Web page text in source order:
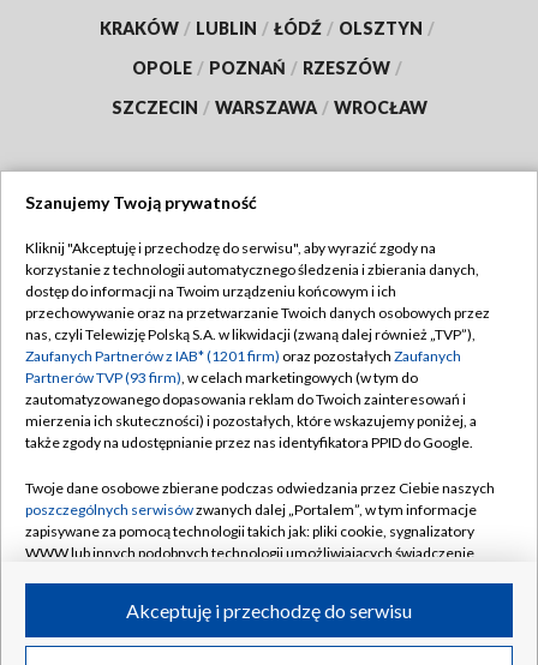
KRAKÓW / LUBLIN / ŁÓDŹ / OLSZTYN /
OPOLE / POZNAŃ / RZESZÓW /
SZCZECIN / WARSZAWA / WROCŁAW
TVP
Abonament TVP
Emisja w TVP
Centrum informacji TVP
Naziemna Telewizja Cyfrowa
Rada Programowa
System NOS
Informacje o nadawcy
Program dla prasy
Regulamin TVP
Polityka prywatności
Moje zgody
Pomoc
Kontakt
Kanały
©2026 Telewizja Polska S.A. w likwidacji
Szanujemy Twoją prywatność
Kliknij "Akceptuję i przechodzę do serwisu", aby wyrazić zgody na
korzystanie z technologii automatycznego śledzenia i zbierania danych,
dostęp do informacji na Twoim urządzeniu końcowym i ich
przechowywanie oraz na przetwarzanie Twoich danych osobowych przez
nas, czyli Telewizję Polską S.A. w likwidacji (zwaną dalej również „TVP”),
Zaufanych Partnerów z IAB* (1201 firm) oraz pozostałych Zaufanych
Partnerów TVP (93 firm), w celach marketingowych (w tym do
zautomatyzowanego dopasowania reklam do Twoich zainteresowań i
mierzenia ich skuteczności) i pozostałych, które wskazujemy poniżej, a
także zgody na udostępnianie przez nas identyfikatora PPID do Google.
Twoje dane osobowe zbierane podczas odwiedzania przez Ciebie naszych
poszczególnych serwisówzwanych dalej „Portalem”, w tym informacje
zapisywane za pomocą technologii takich jak: pliki cookie, sygnalizatory
WWW lub innych podobnych technologii umożliwiających świadczenie
ruchu w Internecie.Akceptuję i przechodzę do serwisu